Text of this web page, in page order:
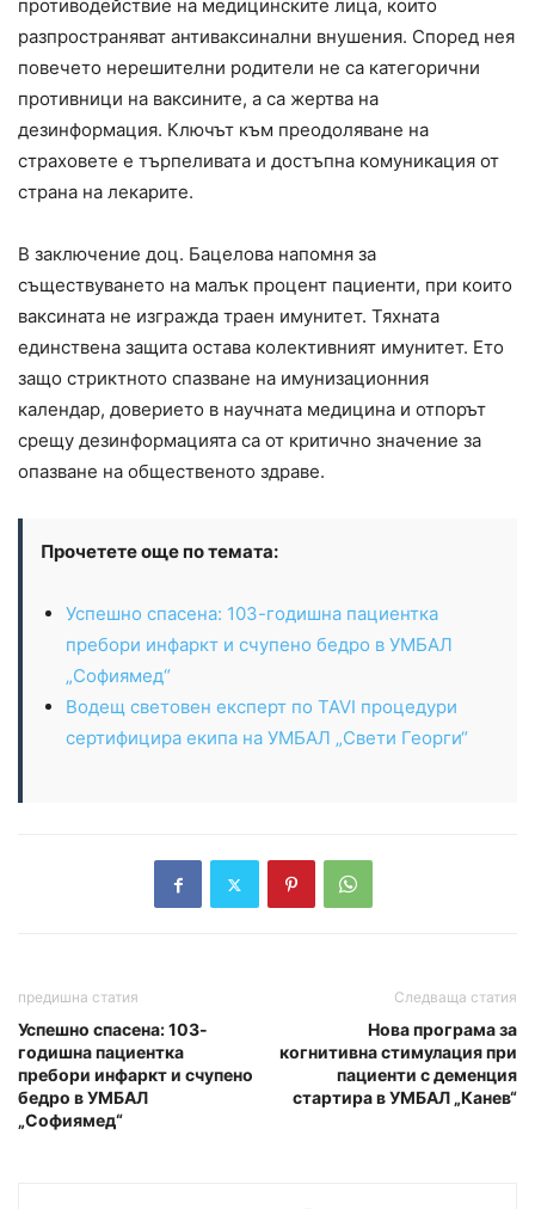
противодействие на медицинските лица, които
разпространяват антиваксинални внушения. Според нея
повечето нерешителни родители не са категорични
противници на ваксините, а са жертва на
дезинформация. Ключът към преодоляване на
страховете е търпеливата и достъпна комуникация от
страна на лекарите.
В заключение доц. Бацелова напомня за
съществуването на малък процент пациенти, при които
ваксината не изгражда траен имунитет. Тяхната
единствена защита остава колективният имунитет. Ето
защо стриктното спазване на имунизационния
календар, доверието в научната медицина и отпорът
срещу дезинформацията са от критично значение за
опазване на общественото здраве.
Прочетете още по темата:
Успешно спасена: 103-годишна пациентка
пребори инфаркт и счупено бедро в УМБАЛ
„Софиямед“
Водещ световен експерт по TAVI процедури
сертифицира екипа на УМБАЛ „Свети Георги“
предишна статия
Успешно спасена: 103-
годишна пациентка
пребори инфаркт и счупено
бедро в УМБАЛ
„Софиямед“
Следваща статия
Нова програма за
когнитивна стимулация при
пациенти с деменция
стартира в УМБАЛ „Канев“